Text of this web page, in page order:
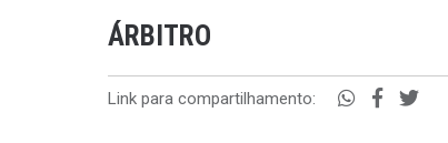
ÁRBITRO
Link para compartilhamento: